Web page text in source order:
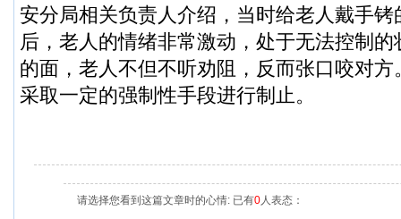
安分局相关负责人介绍，当时给老人戴手
后，老人的情绪非常激动，处于无法控制
的面，老人不但不听劝阻，反而张口咬对
采取一定的强制性手段进行制止。
请选择您看到这篇文章时的心情: 已有0人表态：